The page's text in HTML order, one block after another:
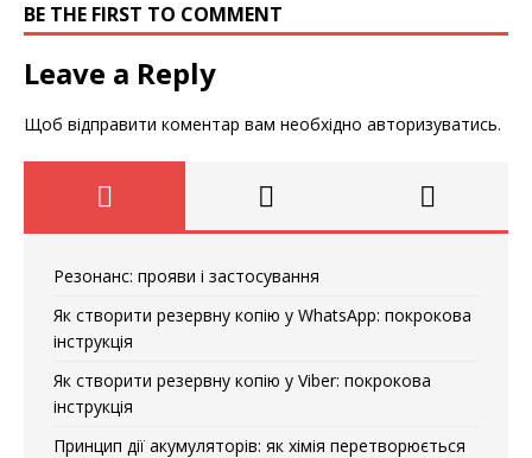
BE THE FIRST TO COMMENT
Leave a Reply
Щоб відправити коментар вам необхідно авторизуватись.
Резонанс: прояви і застосування
Як створити резервну копію у WhatsApp: покрокова
інструкція
Як створити резервну копію у Viber: покрокова
інструкція
Принцип дії акумуляторів: як хімія перетворюється